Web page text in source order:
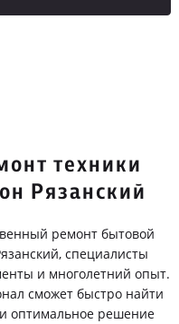
техники
Рязанский
ремонт бытовой
специалисты
и многолетний опыт.
сможет быстро найти
оптимальное решение